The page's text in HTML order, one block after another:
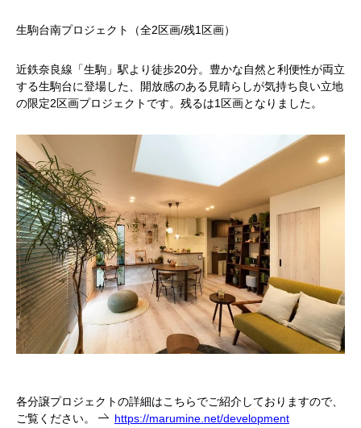
生駒台南プロジェクト（全2区画/残1区画）
近鉄奈良線「生駒」駅より徒歩20分。豊かな自然と利便性が両立
する生駒台に登場した、開放感のある見晴らしが気持ち良い立地
の限定2区画プロジェクトです。残るは1区画となりました。
各分譲プロジェクトの詳細はこちらでご紹介しておりますので、
ご覧ください。
https://marumine.net/development